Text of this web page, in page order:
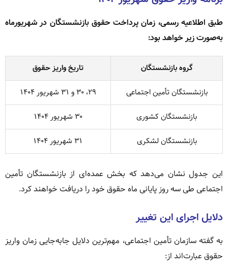
طبق اطلاعیه رسمی، زمان پرداخت حقوق بازنشستگان در شهریورماه
به‌صورت زیر خواهد بود:
گروه بازنشستگان
تاریخ واریز حقوق
بازنشستگان تأمین اجتماعی
۲۹، ۳۰ و ۳۱ شهریور ۱۴۰۴
بازنشستگان کشوری
۳۰ شهریور ۱۴۰۴
بازنشستگان لشکری
۳۱ شهریور ۱۴۰۴
این جدول نشان می‌دهد که بخش عمده‌ای از بازنشستگان تأمین
اجتماعی طی سه روز پایانی ماه حقوق خود را دریافت خواهند کرد.
دلایل اجرای این تغییر
به گفته سازمان تأمین اجتماعی، مهم‌ترین دلایل جابه‌جایی زمان واریز
حقوق عبارت‌اند از: